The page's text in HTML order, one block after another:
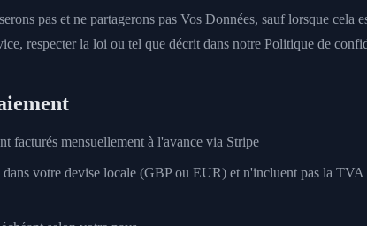
pas et ne partagerons pas Vos Données, sauf lorsque cela
respecter la loi ou tel que décrit dans notre Politique de
facturés mensuellement à l'avance via Stripe
votre devise locale (GBP ou EUR) et n'incluent pas la TVA